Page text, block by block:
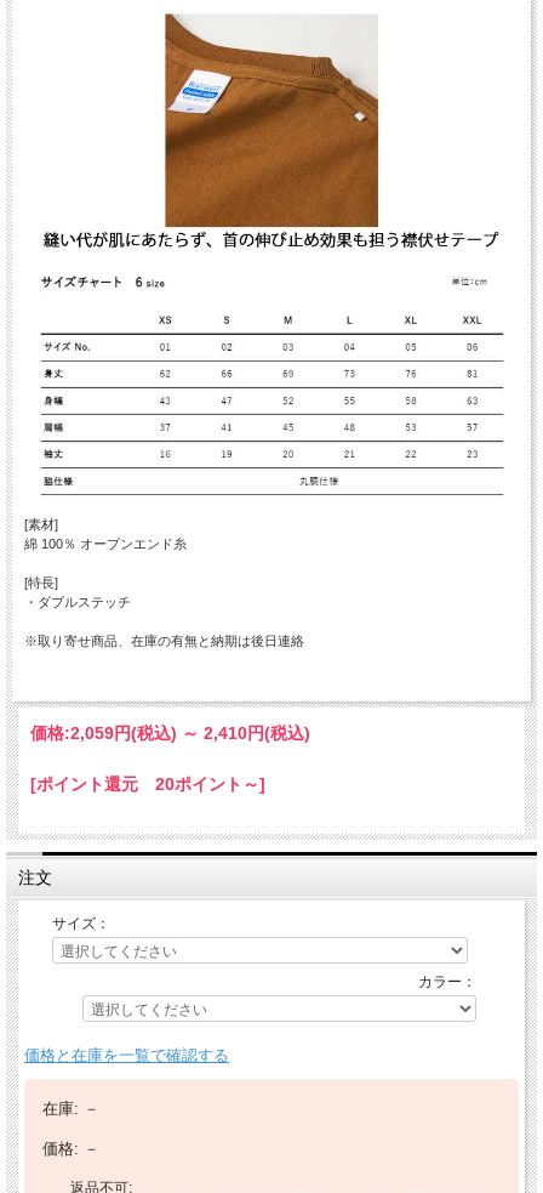
[素材]
綿 100％ オープンエンド糸
[特長]
・ダブルステッチ
※取り寄せ商品、在庫の有無と納期は後日連絡
価格:2,059円(税込) ～ 2,410円(税込)
[ポイント還元 20ポイント～]
注文
サイズ：
カラー：
価格と在庫を一覧で確認する
在庫: －
価格: －
返品不可: